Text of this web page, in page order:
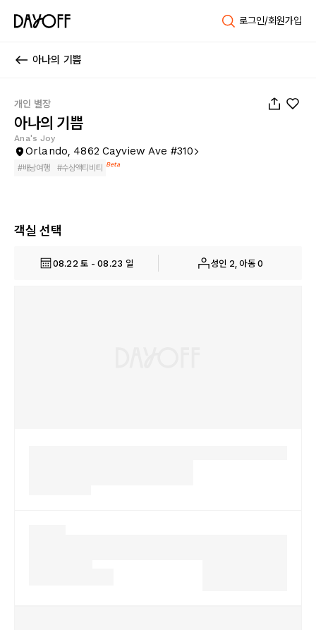
로그인/회원가입
아나의 기쁨
개인 별장
아나의 기쁨
Ana's Joy
Orlando, 4862 Cayview Ave #310
#배낭여행 #수상액티비티 Beta
객실 선택
08.22 토 - 08.23 일 성인 2, 아동 0